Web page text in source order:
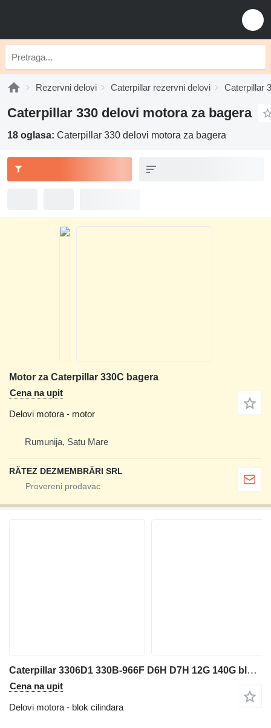
Rezervni delovi Caterpillar rezervni delovi Caterpillar
Caterpillar 330 delovi motora za bagerа
18 oglasa: Caterpillar 330 delovi motora za bagerа
Motor za Caterpillar 330C bagera
Cena na upit
Delovi motora - motor
Rumunija, Satu Mare
RĂTEZ DEZMEMBRĂRI SRL
Caterpillar 3306D1 330B-966F D6H D7H 12G 140G blok cilindara za Caterpillar bagera
Cena na upit
Delovi motora - blok cilindara